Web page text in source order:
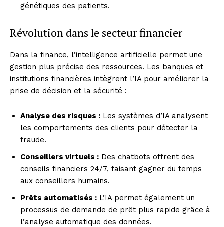
génétiques des patients.
Révolution dans le secteur financier
Dans la finance, l’intelligence artificielle permet une
gestion plus précise des ressources. Les banques et
institutions financières intègrent l’IA pour améliorer la
prise de décision et la sécurité :
Analyse des risques : Les systèmes d’IA analysent
les comportements des clients pour détecter la
fraude.
Conseillers virtuels : Des chatbots offrent des
conseils financiers 24/7, faisant gagner du temps
aux conseillers humains.
Prêts automatisés : L’IA permet également un
processus de demande de prêt plus rapide grâce à
l’analyse automatique des données.